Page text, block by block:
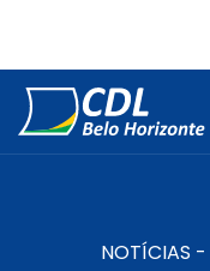
NOTÍCIAS -